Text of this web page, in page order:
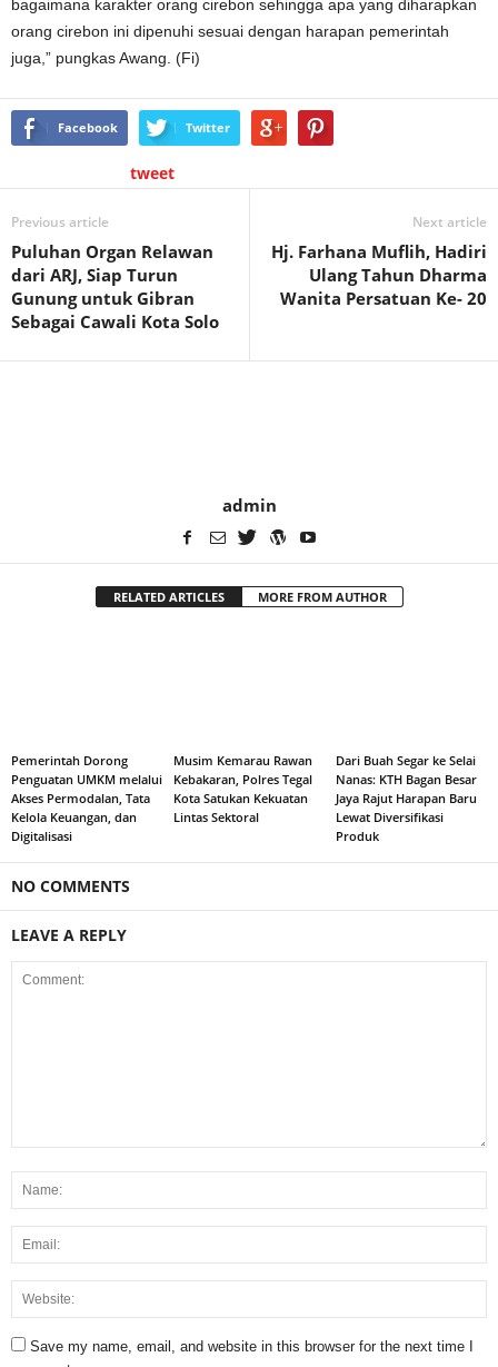
bagaimana karakter orang cirebon sehingga apa yang diharapkan
orang cirebon ini dipenuhi sesuai dengan harapan pemerintah
juga,” pungkas Awang. (Fi)
Facebook Twitter
tweet
Previous article
Puluhan Organ Relawan
dari ARJ, Siap Turun
Gunung untuk Gibran
Sebagai Cawali Kota Solo
Next article
Hj. Farhana Muflih, Hadiri
Ulang Tahun Dharma
Wanita Persatuan Ke- 20
admin
RELATED ARTICLES MORE FROM AUTHOR
Pemerintah Dorong
Penguatan UMKM melalui
Akses Permodalan, Tata
Kelola Keuangan, dan
Digitalisasi
Musim Kemarau Rawan
Kebakaran, Polres Tegal
Kota Satukan Kekuatan
Lintas Sektoral
Dari Buah Segar ke Selai
Nanas: KTH Bagan Besar
Jaya Rajut Harapan Baru
Lewat Diversifikasi
Produk
NO COMMENTS
LEAVE A REPLY
Save my name, email, and website in this browser for the next time I